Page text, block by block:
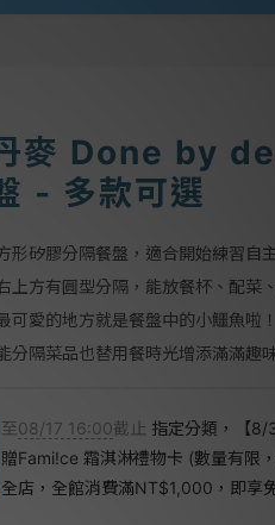
麥 Done by
- 多款可選
形矽膠分隔餐盤，適合開始練習自
上方有圓型分隔，能放餐杯、配菜
可愛的地方就是餐盤中的小鱷魚啦！
分隔菜品也替用餐時光增添滿滿趣
至08/17 16:00截止 指定分類，【8/
贈Fami!ce 霜淇淋禮物卡 (數量有限
全店，全館消費滿NT$1,000，即享